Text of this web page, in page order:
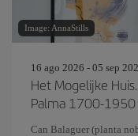
Image: AnnaStills
16 ago 2026 - 05 sep
Het Mogelijke
Palma 1700-1950
Can Balaguer (planta